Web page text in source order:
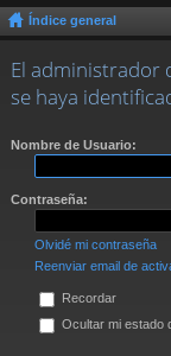
ac
es
rá
s
os ari
os
Índice general
El administrador
se haya
Nombre de Usuario:
Contraseña:
Olvidé mi contraseña
Reenviar email de
Recordar
Ocultar mi estado